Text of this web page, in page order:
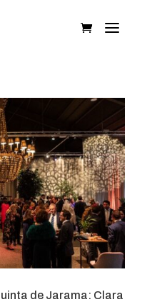
de Jarama: Clara